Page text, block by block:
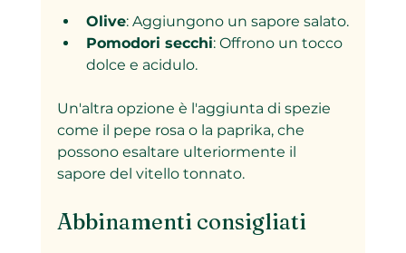
Olive: Aggiungono un sapore salato.
Pomodori secchi: Offrono un tocco
dolce e acidulo.
Un'altra opzione è l'aggiunta di spezie
come il pepe rosa o la paprika, che
possono esaltare ulteriormente il
sapore del vitello tonnato.
Abbinamenti consigliati